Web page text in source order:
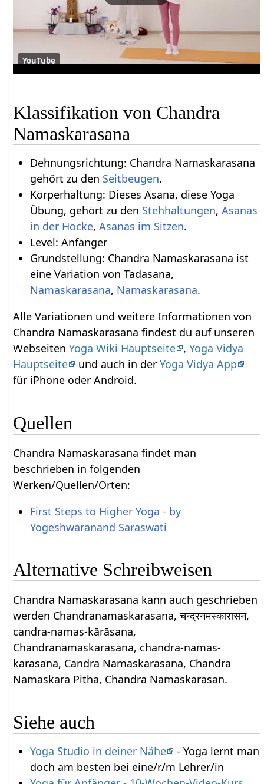
YouTube
Klassifikation von Chandra
Namaskarasana
Dehnungsrichtung: Chandra Namaskarasana
gehört zu den Seitbeugen.
Körperhaltung: Dieses Asana, diese Yoga
Übung, gehört zu den Stehhaltungen, Asanas
in der Hocke, Asanas im Sitzen.
Level: Anfänger
Grundstellung: Chandra Namaskarasana ist
eine Variation von Tadasana,
Namaskarasana, Namaskarasana.
Alle Variationen und weitere Informationen von
Chandra Namaskarasana findest du auf unseren
WebseitenYoga Wiki Hauptseite ,Yoga Vidya
Hauptseite
und auch in derYoga Vidya App
für iPhone oder Android.
Quellen
Chandra Namaskarasana findet man
beschrieben in folgenden
Werken/Quellen/Orten:
First Steps to Higher Yoga - by
Yogeshwaranand Saraswati
Alternative Schreibweisen
Chandra Namaskarasana kann auch geschrieben
werden Chandranamaskarasana, चन्द्रनमस्कारासन,
candra-namas-kārāsana,
Chandranamaskarasana, chandra-namas-
karasana, Candra Namaskarasana, Chandra
Namaskara Pitha, Chandra Namaskarasan.
Siehe auch
Yoga Studio in deiner Nähe
- Yoga lernt man
doch am besten bei eine/r/m Lehrer/in